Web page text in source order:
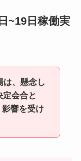
~19日稼働実
は、懸念し
会合と
響を受け